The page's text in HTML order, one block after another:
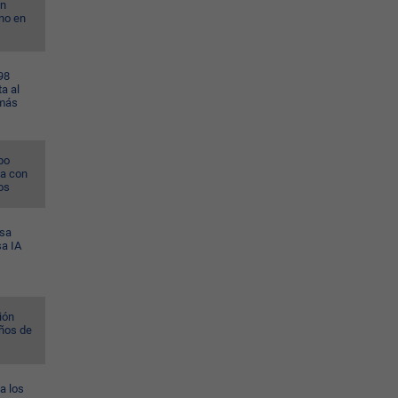
en
al
con
IA
de
los